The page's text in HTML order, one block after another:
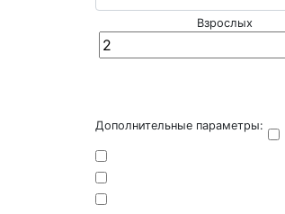
Взрослых
Дополнительные параметры: